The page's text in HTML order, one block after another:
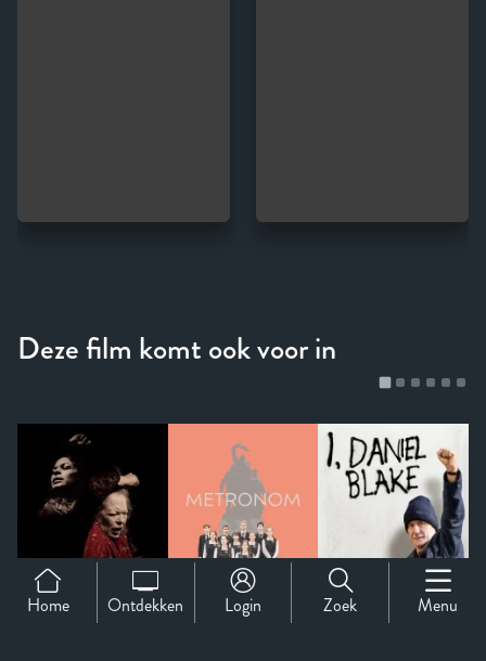
Home Ontdekken Login Zoek Menu